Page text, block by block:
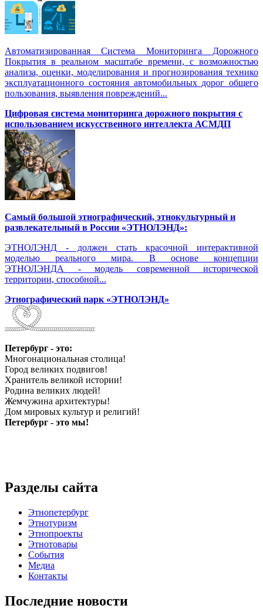
Автоматизированная Система Мониторинга Дорожного
Покрытия в реальном масштабе времени, с возможностью
анализа, оценки, моделирования и прогнозирования технико
эксплуатационного состояния автомобильных дорог общего
пользования, выявления повреждений...
Цифровая система мониторинга дорожного покрытия с
использованием искусственного интеллекта АСМДП
Самый большой этнографический, этнокультурный и
развлекательный в России «ЭТНОЛЭНД»:
ЭТНОЛЭНД - должен стать красочной интерактивной
моделью реального мира. В основе концепции
ЭТНОЛЭНДА - модель современной исторической
территории, способной...
Этнографический парк «ЭТНОЛЭНД»
Петербург - это:
Многонациональная столица!
Город великих подвигов!
Хранитель великой истории!
Родина великих людей!
Жемчужина архитектуры!
Дом мировых культур и религий!
Петербург - это мы!
Разделы сайта
Этнопетербург
Этнотуризм
Этнопроекты
Этнотовары
События
Медиа
Контакты
Последние новости